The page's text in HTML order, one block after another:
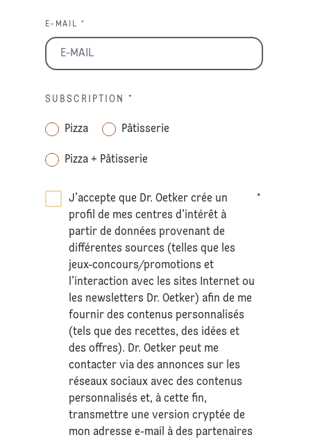
E-MAIL *
SUBSCRIPTION *
Pizza Pâtisserie
Pizza + Pâtisserie
J’accepte que Dr. Oetker crée un
profil de mes centres d’intérêt à
partir de données provenant de
différentes sources (telles que les
jeux-concours/promotions et
l’interaction avec les sites Internet ou
les newsletters Dr. Oetker) afin de me
fournir des contenus personnalisés
(tels que des recettes, des idées et
des offres). Dr. Oetker peut me
contacter via des annonces sur les
réseaux sociaux avec des contenus
personnalisés et, à cette fin,
transmettre une version cryptée de
mon adresse e-mail à des partenaires
*